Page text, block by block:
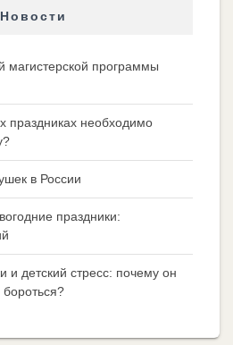
Новости
магистерской программы
праздниках необходимо
в России
праздники:
и детский стресс: почему он
бороться?